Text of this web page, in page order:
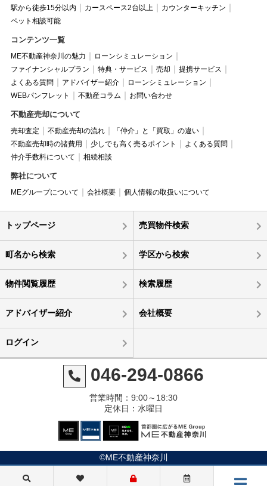
駅から徒歩15分以内
カースペース2台以上
カウンターキッチン
ペット相談可能
コンテンツ一覧
ME不動産神奈川の魅力
ローンシミュレーション
ファイナンシャルプラン
特典・サービス 売却
提携サービス
よくある質問
アドバイザー紹介
ローンシミュレーション
WEBパンフレット
不動産コラム お問い合わせ
不動産売却について
売却査定 不動産売却の流れ
「仲介」と「買取」の違い
不動産売却時の諸費用
少しでも高く売るポイント
よくある質問
仲介手数料について
相続相談
弊社について
MEグループについて 会社概要 個人情報の取扱いについて
トップページ 売買物件検索
町名から検索 学区から検索
物件閲覧履歴 検索履歴
アドバイザー紹介 会社概要
ログイン
046-294-0866
営業時間：9:00～18:30
定休日：水曜日
©ME不動産神奈川